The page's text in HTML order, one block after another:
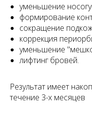
уменьшение
формирование
сокращение
коррекция
уменьшение
лифтинг бровей.
Результат имеет
течение 3-х месяцев